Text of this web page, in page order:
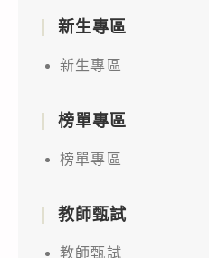
新生專區
新生專區
榜單專區
榜單專區
教師甄試
教師甄試